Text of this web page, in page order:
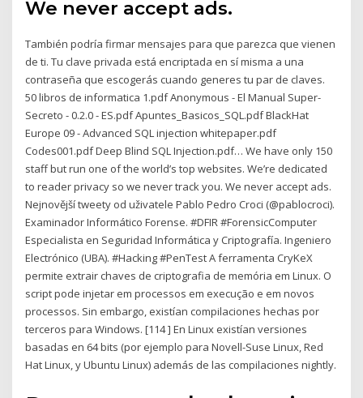
We never accept ads.
También podría firmar mensajes para que parezca que vienen
de ti. Tu clave privada está encriptada en sí misma a una
contraseña que escogerás cuando generes tu par de claves.
50 libros de informatica 1.pdf Anonymous - El Manual Super-
Secreto - 0.2.0 - ES.pdf Apuntes_Basicos_SQL.pdf BlackHat
Europe 09 - Advanced SQL injection whitepaper.pdf
Codes001.pdf Deep Blind SQL Injection.pdf… We have only 150
staff but run one of the world’s top websites. We’re dedicated
to reader privacy so we never track you. We never accept ads.
Nejnovější tweety od uživatele Pablo Pedro Croci (@pablocroci).
Examinador Informático Forense. #DFIR #ForensicComputer
Especialista en Seguridad Informática y Criptografía. Ingeniero
Electrónico (UBA). #Hacking #PenTest A ferramenta CryKeX
permite extrair chaves de criptografia de memória em Linux. O
script pode injetar em processos em execução e em novos
processos. Sin embargo, existían compilaciones hechas por
terceros para Windows. [114 ] En Linux existían versiones
basadas en 64 bits (por ejemplo para Novell-Suse Linux, Red
Hat Linux, y Ubuntu Linux) además de las compilaciones nightly.